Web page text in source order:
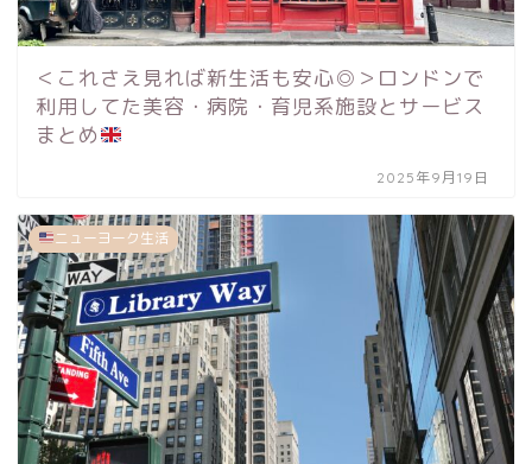
＜これさえ見れば新生活も安心◎＞ロンドンで
利用してた美容・病院・育児系施設とサービス
まとめ
2025年9月19日
ニューヨーク生活